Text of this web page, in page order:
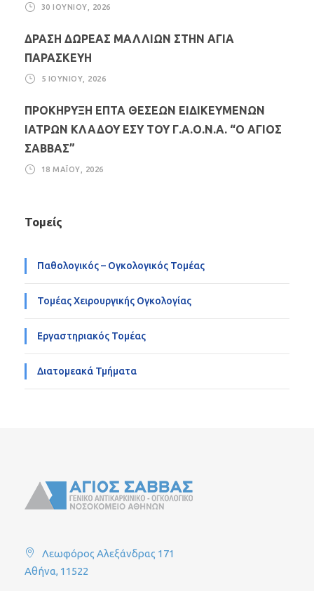
30 ΙΟΥΝΊΟΥ, 2026
ΔΡΑΣΗ ΔΩΡΕΑΣ ΜΑΛΛΙΩΝ ΣΤΗΝ ΑΓΙΑ
ΠΑΡΑΣΚΕΥΗ
5 ΙΟΥΝΊΟΥ, 2026
ΠΡΟΚΗΡΥΞΗ ΕΠΤΑ ΘΕΣΕΩΝ ΕΙΔΙΚΕΥΜΕΝΩΝ
ΙΑΤΡΩΝ ΚΛΑΔΟΥ ΕΣΥ ΤΟΥ Γ.Α.Ο.Ν.Α. “Ο ΑΓΙΟΣ
ΣΑΒΒΑΣ”
18 ΜΑΪ́ΟΥ, 2026
Τομείς
Παθολογικός – Ογκολογικός Τομέας
Τομέας Χειρουργικής Ογκολογίας
Εργαστηριακός Τομέας
Διατομεακά Τμήματα
Λεωφόρος Αλεξάνδρας 171
Αθήνα, 11522